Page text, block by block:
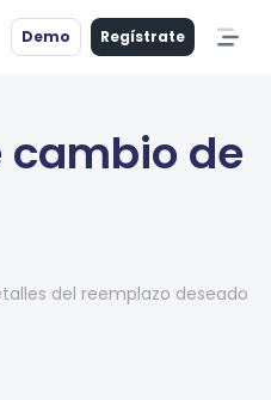
Demo Regístrate
cambio de
del reemplazo deseado